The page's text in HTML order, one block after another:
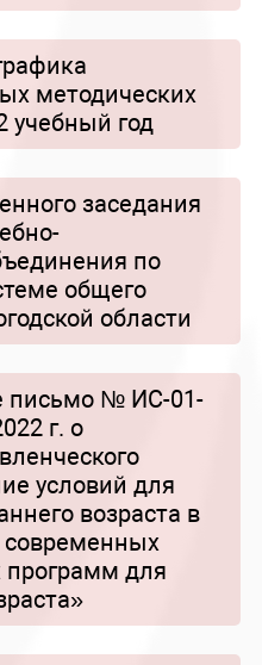
методических
учебный год
заседания
по
общего
области
письмо № ИС-01-
г. о
условий для
возраста в
программ для